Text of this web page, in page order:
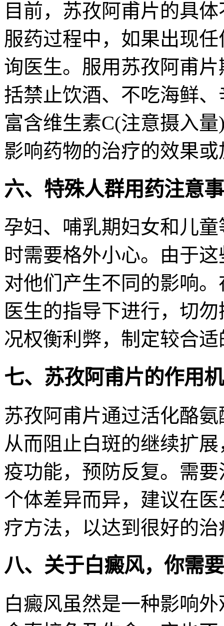
目前，苏孜阿甫片的具
服药过程中，如果出现
询医生。服用苏孜阿甫
括禁止饮酒、不吃海鲜
富含维生素C(注意摄入
影响药物的治疗的效果
六、特殊人群用药注意
孕妇、哺乳期妇女和儿
时需要格外小心。由于
对他们产生不同的影响
医生的指导下进行，切
况权衡利弊，制定较合
七、苏孜阿甫片的作用
苏孜阿甫片通过活化酪
从而阻止白斑的继续扩
疫功能，预防反复。需
个体差异而异，建议在
疗方法，以达到很好的
八、关于白癜风，你需
白癜风虽然是一种影响